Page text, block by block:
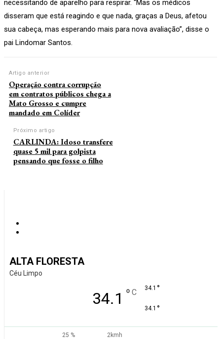
necessitando de aparelho para respirar. “Mas os médicos
disseram que está reagindo e que nada, graças a Deus, afetou
sua cabeça, mas esperando mais para nova avaliação”, disse o
pai Lindomar Santos.
Artigo anterior
Operação contra corrupção
em contratos públicos chega a
Mato Grosso e cumpre
mandado em Colíder
Próximo artigo
CARLINDA: Idoso transfere
quase 5 mil para golpista
pensando que fosse o filho
ALTA FLORESTA
Céu Limpo
34.1 ° C 34.1 °
34.1 °
25 %
2kmh